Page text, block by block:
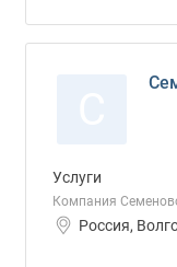
Услуги
Компания
Россия,